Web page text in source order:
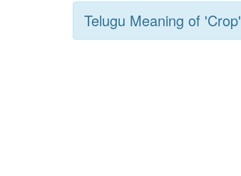
Telugu Meaning of 'crop'